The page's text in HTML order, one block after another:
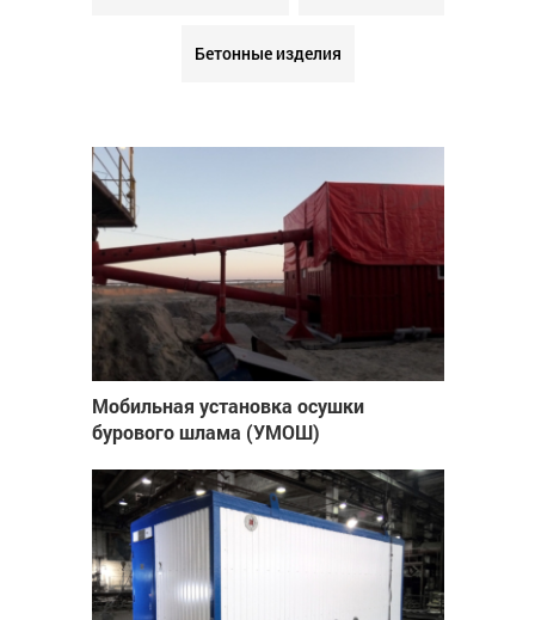
Бетонные изделия
Мобильная установка осушки
бурового шлама (УМОШ)